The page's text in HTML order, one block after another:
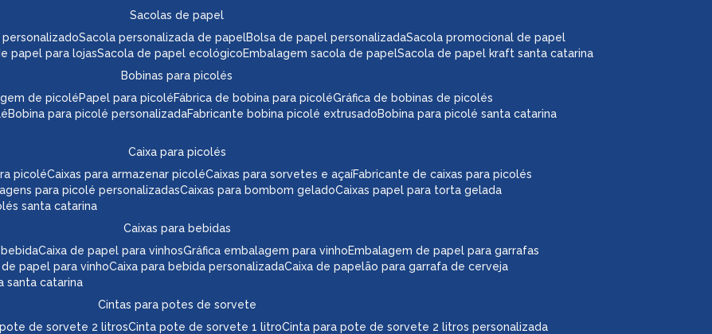
bobinas para picolés
de picolé papel para picolé
gráfica de bobinas de picolés
fabricante bobina picolé extrusado
bobina para picolé personalizada
fábrica de bobina para picolé
bobina para picolé santa catarina
caixa para picolés
picolé
caixas para armazenar picolé
caixas para sorvetes e açaí
para picolé personalizadas caixas papel para torta gelada
caixas para bombom gelado
fabricante de caixas para picolés
santa catarina
caixas para bebidas
bebida
caixa de papel para vinhos
gráfica embalagem para vinho
de papel para vinho caixa de papelão para garrafa de cerveja
caixa para bebida personalizada
embalagem de papel para garrafas
santa catarina
cintas para potes de sorvete
pote de sorvete 2 litros
cinta pote de sorvete 1 litro
cinta para pote de sorvete 2 litros personalizada
sacolas de papel
personalizado sacola personalizada de papel bolsa de papel personalizada
sacola de papel ecológico
papel para lojas
sacola promocional de papel
embalagem sacola de papel sacola de papel kraft santa catarina